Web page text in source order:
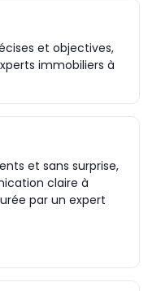
et objectives,
immobiliers à
et sans surprise,
claire à
par un expert